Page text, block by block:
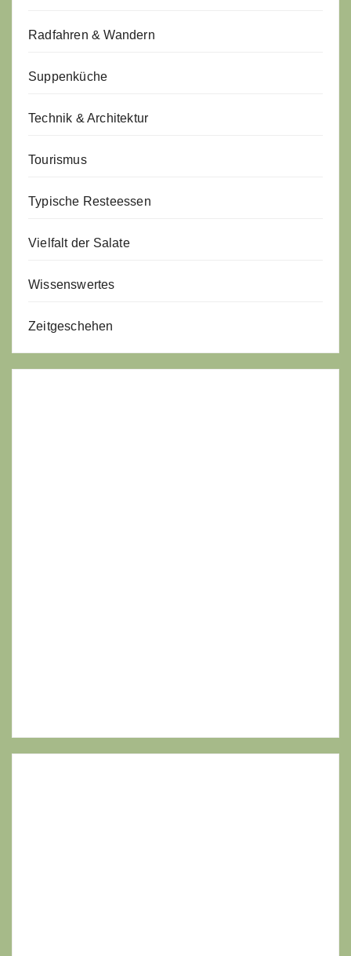
Radfahren & Wandern
Suppenküche
Technik & Architektur
Tourismus
Typische Resteessen
Vielfalt der Salate
Wissenswertes
Zeitgeschehen